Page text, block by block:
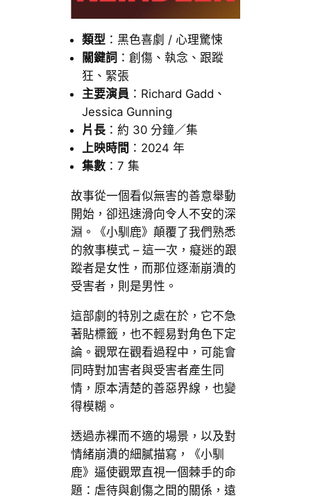
類型：黑色喜劇 / 心理驚悚
關鍵詞 ：創傷、執念、跟蹤
狂、緊張
主要演員 ：Richard Gadd、
Jessica Gunning
片長：約 30 分鐘／集
上映時間 ：2024 年
集數：7 集
故事從一個看似無害的善意舉動
開始，卻迅速滑向令人不安的深
淵。《小馴鹿》顛覆了我們熟悉
的敘事模式 – 這一次，癡迷的跟
蹤者是女性，而那位逐漸崩潰的
受害者，則是男性。
這部劇的特別之處在於，它不急
著貼標籤，也不輕易對角色下定
論。觀眾在觀看過程中，可能會
同時對加害者與受害者產生同
情，原本清楚的善惡界線，也變
得模糊。
透過赤裸而不適的場景，以及對
情緒崩潰的細膩描寫，《小馴
鹿》逼使觀眾直視一個棘手的命
題：虐待與創傷之間的關係，遠